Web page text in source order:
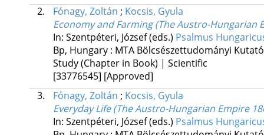
2.
Fónagy, Zoltán ; Kocsis, Gyula
Economy and Farming (The Austro-Hungarian
In: Szentpéteri, József (eds.) Psalmus
Bp, Hungary : MTA Bölcsészettudományi
Study (Chapter in Book) | Scientific
[33776545] [Approved]
3.
Fónagy, Zoltán ; Kocsis, Gyula
Everyday Life (The Austro-Hungarian Empire
In: Szentpéteri, József (eds.) Psalmus